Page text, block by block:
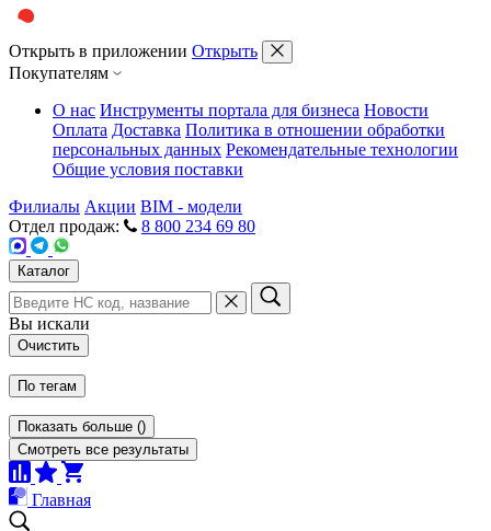
Открыть в приложении Открыть
Покупателям
О нас Инструменты портала для бизнеса Новости
Оплата Доставка Политика в отношении обработки
персональных данных Рекомендательные технологии
Общие условия поставки
Филиалы Акции BIM - модели
Отдел продаж:
8 800 234 69 80
Каталог
Вы искали
Очистить
По тегам
Показать больше ()
Смотреть все результаты
Главная